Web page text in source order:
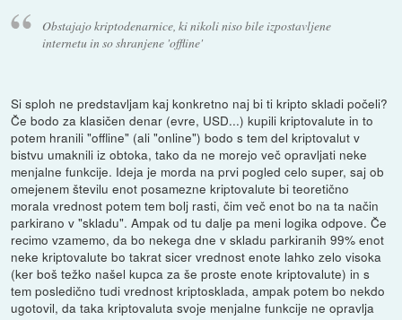
Obstajajo kriptodenarnice, ki nikoli niso bile izpostavljene
internetu in so shranjene 'offline'
Si sploh ne predstavljam kaj konkretno naj bi ti kripto skladi počeli?
Če bodo za klasičen denar (evre, USD...) kupili kriptovalute in to
potem hranili "offline" (ali "online") bodo s tem del kriptovalut v
bistvu umaknili iz obtoka, tako da ne morejo več opravljati neke
menjalne funkcije. Ideja je morda na prvi pogled celo super, saj ob
omejenem številu enot posamezne kriptovalute bi teoretično
morala vrednost potem tem bolj rasti, čim več enot bo na ta način
parkirano v "skladu". Ampak od tu dalje pa meni logika odpove. Če
recimo vzamemo, da bo nekega dne v skladu parkiranih 99% enot
neke kriptovalute bo takrat sicer vrednost enote lahko zelo visoka
(ker boš težko našel kupca za še proste enote kriptovalute) in s
tem posledično tudi vrednost kriptosklada, ampak potem bo nekdo
ugotovil, da taka kriptovaluta svoje menjalne funkcije ne opravlja